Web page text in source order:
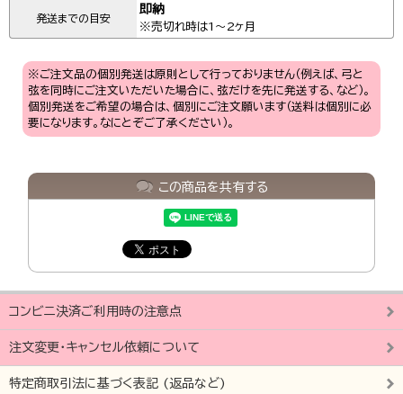
発送までの目安
即納
※売切れ時は1～2ヶ月
※ご注文品の個別発送は原則として行っておりません（例えば、弓と
弦を同時にご注文いただいた場合に、弦だけを先に発送する、など）。
個別発送をご希望の場合は、個別にご注文願います（送料は個別に必
要になります。なにとぞご了承ください）。
この商品を共有する
コンビニ決済ご利用時の注意点
注文変更・キャンセル依頼について
特定商取引法に基づく表記 (返品など)